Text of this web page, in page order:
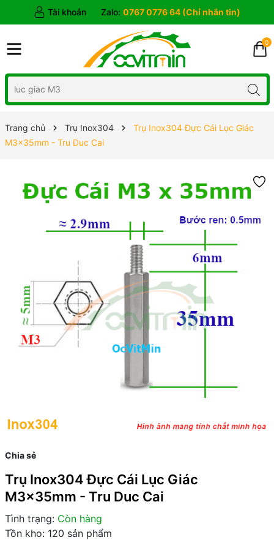
Tài khoản Zalo: 0767 0776 64 (Chỉ nhắn tin)
0
Trang chủ Trụ Inox304
Trụ Inox304 Đực Cái Lục Giác
M3x35mm - Tru Duc Cai
Chia sẻ
Trụ Inox304 Đực Cái Lục Giác
M3x35mm - Tru Duc Cai
Tình trạng: Còn hàng
Tồn kho: 120 sản phẩm